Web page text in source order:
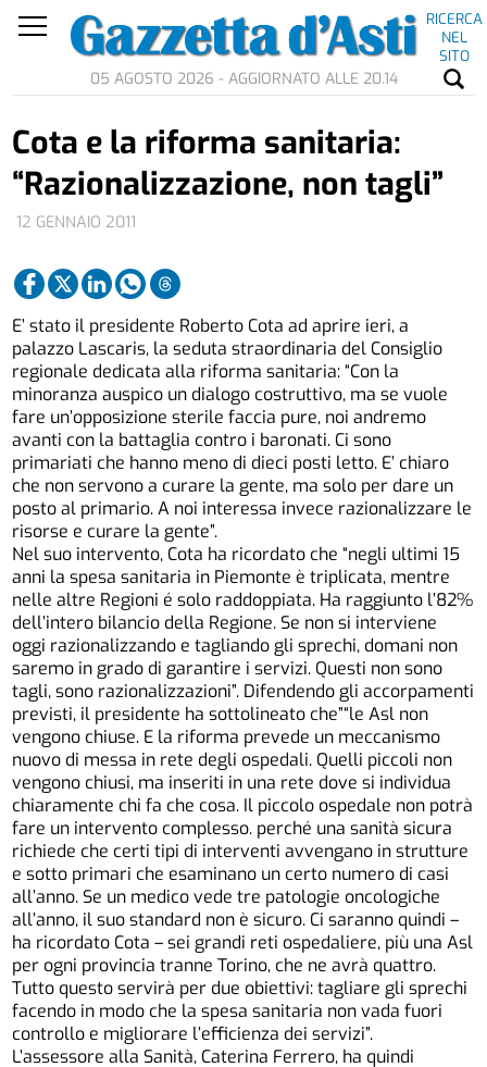
RICERCA
NEL
SITO
05 AGOSTO 2026 - AGGIORNATO ALLE 20.14
12 GENNAIO 2011
Cota e la riforma sanitaria:
“Razionalizzazione, non tagli”
E’ stato il presidente Roberto Cota ad aprire ieri, a
palazzo Lascaris, la seduta straordinaria del Consiglio
regionale dedicata alla riforma sanitaria: “Con la
minoranza auspico un dialogo costruttivo, ma se vuole
fare un’opposizione sterile faccia pure, noi andremo
avanti con la battaglia contro i baronati. Ci sono
primariati che hanno meno di dieci posti letto. E’ chiaro
che non servono a curare la gente, ma solo per dare un
posto al primario. A noi interessa invece razionalizzare le
risorse e curare la gente”.
Nel suo intervento, Cota ha ricordato che “negli ultimi 15
anni la spesa sanitaria in Piemonte è triplicata, mentre
nelle altre Regioni é solo raddoppiata. Ha raggiunto l’82%
dell’intero bilancio della Regione. Se non si interviene
oggi razionalizzando e tagliando gli sprechi, domani non
saremo in grado di garantire i servizi. Questi non sono
tagli, sono razionalizzazioni”. Difendendo gli accorpamenti
previsti, il presidente ha sottolineato che”“le Asl non
vengono chiuse. E la riforma prevede un meccanismo
nuovo di messa in rete degli ospedali. Quelli piccoli non
vengono chiusi, ma inseriti in una rete dove si individua
chiaramente chi fa che cosa. Il piccolo ospedale non potrà
fare un intervento complesso. perché una sanità sicura
richiede che certi tipi di interventi avvengano in strutture
e sotto primari che esaminano un certo numero di casi
all’anno. Se un medico vede tre patologie oncologiche
all’anno, il suo standard non è sicuro. Ci saranno quindi –
ha ricordato Cota – sei grandi reti ospedaliere, più una Asl
per ogni provincia tranne Torino, che ne avrà quattro.
Tutto questo servirà per due obiettivi: tagliare gli sprechi
facendo in modo che la spesa sanitaria non vada fuori
controllo e migliorare l’efficienza dei servizi”.
L’assessore alla Sanità, Caterina Ferrero, ha quindi